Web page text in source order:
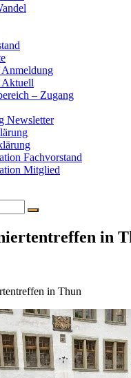
Aktuell
– Zugang
Newsletter
Fachvorstand
Mitglied
Suchen
in
in Thun